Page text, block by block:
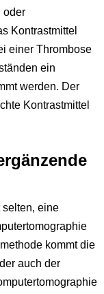
oder
Kontrastmittel
einer Thrombose
ein
werden. Der
Kontrastmittel
selten, eine
kommt die
auch der